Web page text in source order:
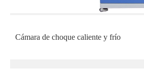
Cámara de choque caliente y frío